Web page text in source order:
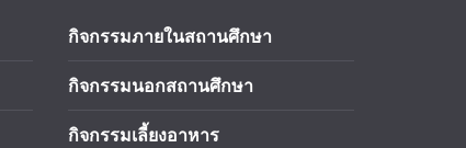
กิจกรรมภายในสถานศึกษา
กิจกรรมนอกสถานศึกษา
กิจกรรมเลี้ยงอาหาร